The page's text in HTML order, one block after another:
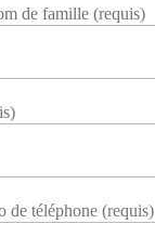
de famille (requis)
de téléphone (requis)